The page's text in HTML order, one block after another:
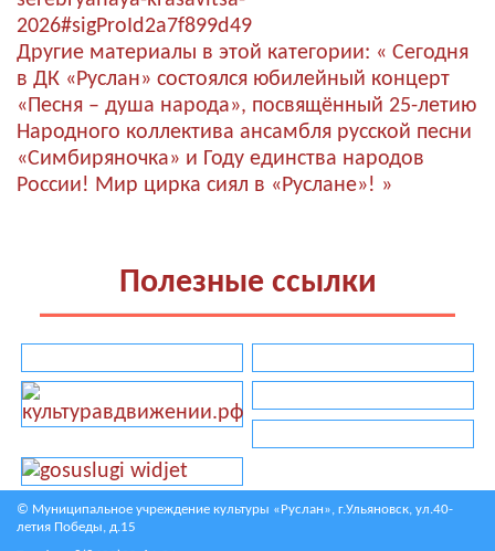
2026#sigProId2a7f899d49
Другие материалы в этой категории: « Сегодня
в ДК «Руслан» состоялся юбилейный концерт
«Песня – душа народа», посвящённый 25-летию
Народного коллектива ансамбля русской песни
«Симбиряночка» и Году единства народов
России! Мир цирка сиял в «Руслане»! »
Полезные ссылки
© Муниципальное учреждение культуры «Руслан», г.Ульяновск, ул.40-
летия Победы, д.15